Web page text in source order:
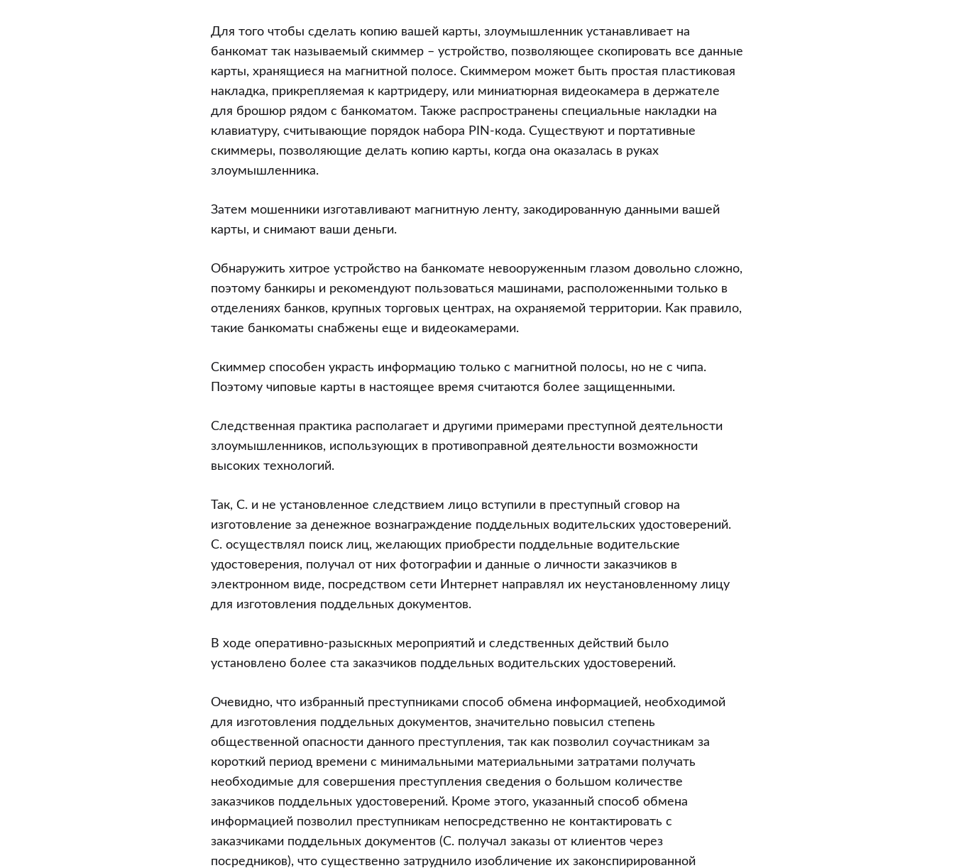
Для того чтобы сделать копию вашей карты, злоумышленник устанавливает на
банкомат так называемый скиммер – устройство, позволяющее скопировать все данные
карты, хранящиеся на магнитной полосе. Скиммером может быть простая пластиковая
накладка, прикрепляемая к картридеру, или миниатюрная видеокамера в держателе
для брошюр рядом с банкоматом. Также распространены специальные накладки на
клавиатуру, считывающие порядок набора PIN-кода. Существуют и портативные
скиммеры, позволяющие делать копию карты, когда она оказалась в руках
злоумышленника.
Затем мошенники изготавливают магнитную ленту, закодированную данными вашей
карты, и снимают ваши деньги.
Обнаружить хитрое устройство на банкомате невооруженным глазом довольно сложно,
поэтому банкиры и рекомендуют пользоваться машинами, расположенными только в
отделениях банков, крупных торговых центрах, на охраняемой территории. Как правило,
такие банкоматы снабжены еще и видеокамерами.
Скиммер способен украсть информацию только с магнитной полосы, но не с чипа.
Поэтому чиповые карты в настоящее время считаются более защищенными.
Следственная практика располагает и другими примерами преступной деятельности
злоумышленников, использующих в противоправной деятельности возможности
высоких технологий.
Так, С. и не установленное следствием лицо вступили в преступный сговор на
изготовление за денежное вознаграждение поддельных водительских удостоверений.
С. осуществлял поиск лиц, желающих приобрести поддельные водительские
удостоверения, получал от них фотографии и данные о личности заказчиков в
электронном виде, посредством сети Интернет направлял их неустановленному лицу
для изготовления поддельных документов.
В ходе оперативно-разыскных мероприятий и следственных действий было
установлено более ста заказчиков поддельных водительских удостоверений.
Очевидно, что избранный преступниками способ обмена информацией, необходимой
для изготовления поддельных документов, значительно повысил степень
общественной опасности данного преступления, так как позволил соучастникам за
короткий период времени с минимальными материальными затратами получать
необходимые для совершения преступления сведения о большом количестве
заказчиков поддельных удостоверений. Кроме этого, указанный способ обмена
информацией позволил преступникам непосредственно не контактировать с
заказчиками поддельных документов (С. получал заказы от клиентов через
посредников), что существенно затруднило изобличение их законспирированной